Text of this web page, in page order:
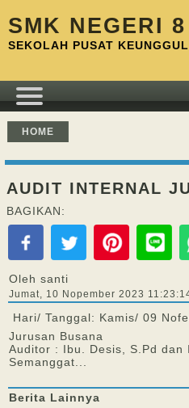
SMK NEGERI
SEKOLAH PUSAT
HOME
AUDIT INTERNAL
BAGIKAN:
Oleh santi
Jumat, 10 Nopember 2023
Hari/ Tanggal: Kamis/ 09
Jurusan Busana
Auditor : Ibu. Desis, S.Pd dan
Semanggat...
Berita Lainnya